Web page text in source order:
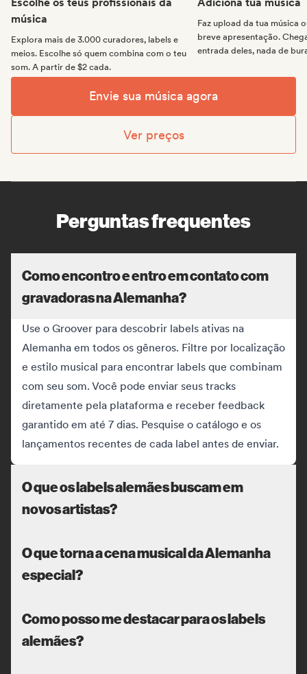
música
Explora mais de 3.000 curadores, labels e
meios. Escolhe só quem combina com o teu
som. A partir de $2 cada.
Faz upload da tua música
breve apresentação.
entrada deles, nada de
Envie sua música agora
Ver preços
Perguntas frequentes
Como encontro e entro em contato com
gravadoras na Alemanha?
Use o Groover para descobrir labels ativas na
Alemanha em todos os gêneros. Filtre por localização
e estilo musical para encontrar labels que combinam
com seu som. Você pode enviar seus tracks
diretamente pela plataforma e receber feedback
garantido em até 7 dias. Pesquise o catálogo e os
lançamentos recentes de cada label antes de enviar.
O que os labels alemães buscam em
novos artistas?
O que torna a cena musical da Alemanha
especial?
Como posso me destacar para os labels
alemães?